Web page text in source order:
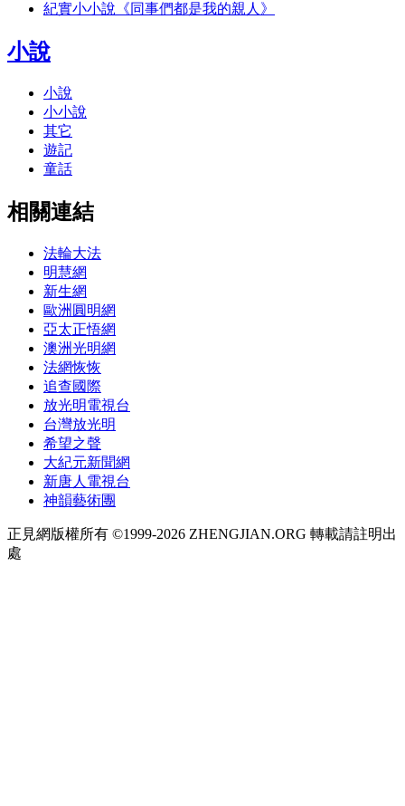
紀實小小說《同事們都是我的親人》
小說
小說
小小說
其它
遊記
童話
相關連結
法輪大法
明慧網
新生網
歐洲圓明網
亞太正悟網
澳洲光明網
法網恢恢
追查國際
放光明電視台
台灣放光明
希望之聲
大紀元新聞網
新唐人電視台
神韻藝術團
正見網版權所有 ©1999-2026 ZHENGJIAN.ORG 轉載請註明出
處